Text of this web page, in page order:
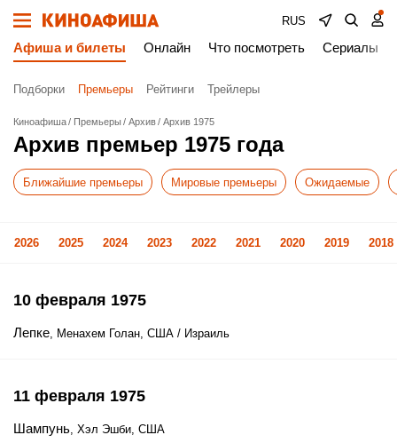
RUS
Афиша и билеты Онлайн Что посмотреть Сериалы
Подборки Премьеры Рейтинги Трейлеры
Киноафиша Премьеры Архив Архив 1975
Архив премьер 1975 года
Ближайшие премьеры Мировые премьеры Ожидаемые
2026 2025 2024 2023 2022 2021 2020 2019 2018
10 февраля 1975
Лепке, Менахем Голан, США / Израиль
11 февраля 1975
Шампунь, Хэл Эшби, США